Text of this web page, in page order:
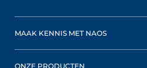
MAAK KENNIS MET NAOS
ONZE PRODUCTEN